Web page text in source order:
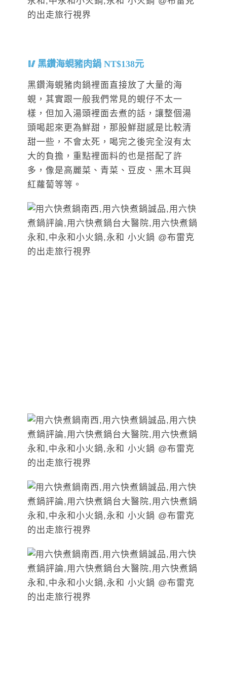
黑鑽海蜆豬肉鍋 NT$138元
黑鑽海蜆豬肉鍋裡面直接放了大量的海
蜆，其實跟一般我們常見的蜆仔不太一
樣，但加入湯頭裡面去煮的話，讓整個湯
頭喝起來更為鮮甜，那股鮮甜感是比較清
甜一些，不會太死，喝完之後完全沒有太
大的負擔，重點裡面料的也是搭配了許
多，像是高麗菜、青菜、豆皮、黑木耳與
紅蘿蔔等等。